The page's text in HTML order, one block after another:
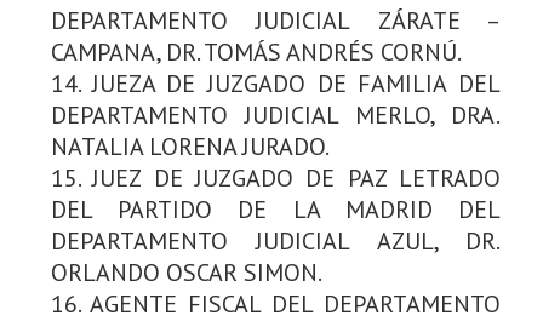
DEPARTAMENTO JUDICIAL ZÁRATE –
CAMPANA, DR. TOMÁS ANDRÉS CORNÚ.
14. JUEZA DE JUZGADO DE FAMILIA DEL
DEPARTAMENTO JUDICIAL MERLO, DRA.
NATALIA LORENA JURADO.
15. JUEZ DE JUZGADO DE PAZ LETRADO
DEL PARTIDO DE LA MADRID DEL
DEPARTAMENTO JUDICIAL AZUL, DR.
ORLANDO OSCAR SIMON.
16. AGENTE FISCAL DEL DEPARTAMENTO